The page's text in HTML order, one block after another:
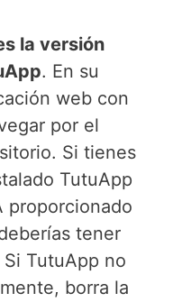
la versión
. En su
web con
por el
Si tienes
TutuApp
proporcionado
tener
TutuApp no
borra la